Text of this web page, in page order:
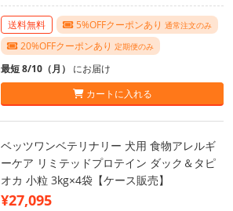
送料無料 5%OFFクーポンあり 通常注文のみ
20%OFFクーポンあり 定期便のみ
最短 8/10（月） にお届け
カートに入れる
ベッツワンベテリナリー 犬用 食物アレルギ
ーケア リミテッドプロテイン ダック＆タピ
オカ 小粒 3kg×4袋【ケース販売】
¥27,095